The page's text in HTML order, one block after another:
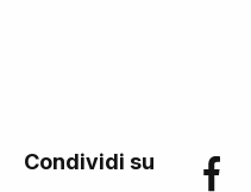
Condividi su